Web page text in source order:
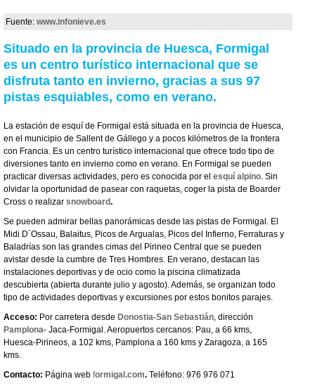
Fuente: www.infonieve.es
Situado en la provincia de Huesca, Formigal
es un centro turístico internacional que se
disfruta tanto en invierno, gracias a sus 97
pistas esquiables, como en verano.
La estación de esquí de Formigal está situada en la provincia de Huesca,
en el municipio de Sallent de Gállego y a pocos kilómetros de la frontera
con Francia. Es un centro turístico internacional que ofrece todo tipo de
diversiones tanto en invierno como en verano. En Formigal se pueden
practicar diversas actividades, pero es conocida por el esquí alpino. Sin
olvidar la oportunidad de pasear con raquetas, coger la pista de Boarder
Cross o realizar snowboard.
Se pueden admirar bellas panorámicas desde las pistas de Formigal. El
Midi D´Ossau, Balaitus, Picos de Argualas, Picos del Infierno, Ferraturas y
Baladrías son las grandes cimas del Pirineo Central que se pueden
avistar desde la cumbre de Tres Hombres. En verano, destacan las
instalaciones deportivas y de ocio como la piscina climatizada
descubierta (abierta durante julio y agosto). Además, se organizan todo
tipo de actividades deportivas y excursiones por estos bonitos parajes.
Acceso: Por carretera desde Donostia-San Sebastián, dirección
Pamplona- Jaca-Formigal. Aeropuertos cercanos: Pau, a 66 kms,
Huesca-Pirineos, a 102 kms, Pamplona a 160 kms y Zaragoza, a 165
kms.
Contacto: Página web formigal.com. Teléfono: 976 976 071